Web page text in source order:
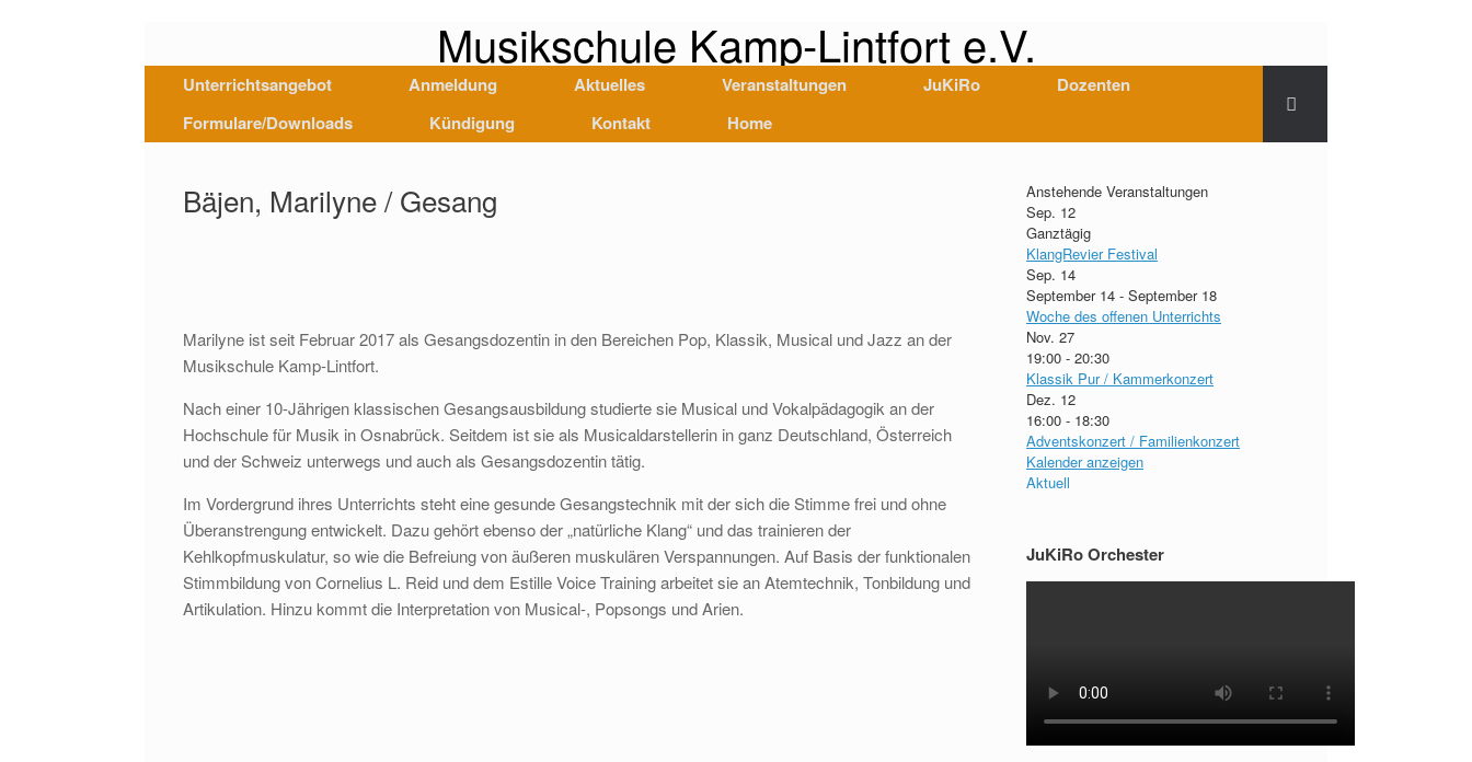
Musikschule Kamp-Lintfort e.V.
Unterrichtsangebot Anmeldung Aktuelles Veranstaltungen JuKiRo
Dozenten
Formulare/Downloads
Kündigung Kontakt Home
Bäjen, Marilyne / Gesang
Marilyne ist seit Februar 2017 als Gesangsdozentin in den Bereichen Pop, Klassik, Musical und Jazz an der
Musikschule Kamp-Lintfort.
Nach einer 10-Jährigen klassischen Gesangsausbildung studierte sie Musical und Vokalpädagogik an der
Hochschule für Musik in Osnabrück. Seitdem ist sie als Musicaldarstellerin in ganz Deutschland, Österreich
und der Schweiz unterwegs und auch als Gesangsdozentin tätig.
Im Vordergrund ihres Unterrichts steht eine gesunde Gesangstechnik mit der sich die Stimme frei und ohne
Überanstrengung entwickelt. Dazu gehört ebenso der „natürliche Klang“ und das trainieren der
Kehlkopfmuskulatur, so wie die Befreiung von äußeren muskulären Verspannungen. Auf Basis der funktionalen
Stimmbildung von Cornelius L. Reid und dem Estille Voice Training arbeitet sie an Atemtechnik, Tonbildung und
Artikulation. Hinzu kommt die Interpretation von Musical-, Popsongs und Arien.
Anstehende Veranstaltungen
Sep. 12
Ganztägig
KlangRevier Festival
Sep. 14
September 14 -September 18
Woche des offenen Unterrichts
Nov.27
19:00 -20:30
Klassik Pur / Kammerkonzert
Dez. 12
16:00 - 18:30
Adventskonzert / Familienkonzert
Kalender anzeigen
Aktuell
JuKiRo Orchester